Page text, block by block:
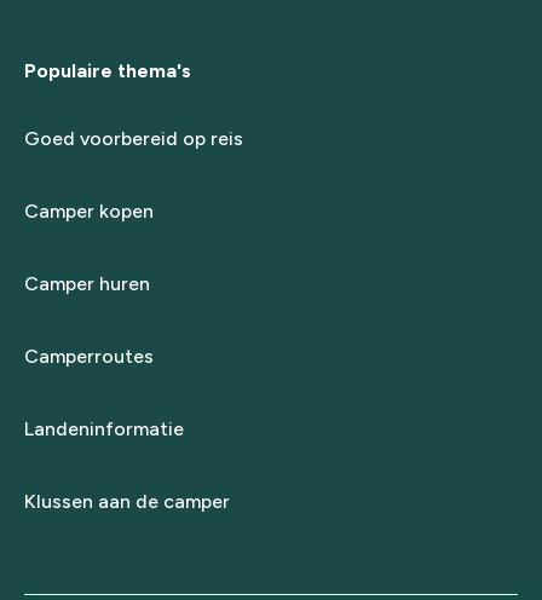
Populaire thema's
Goed voorbereid op reis
Camper kopen
Camper huren
Camperroutes
Landeninformatie
Klussen aan de camper